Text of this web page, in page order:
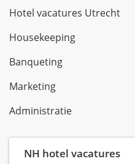
Hotel vacatures Utrecht
Housekeeping
Banqueting
Marketing
Administratie
NH hotel vacatures